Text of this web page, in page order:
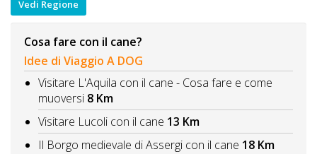
Vedi Regione
Cosa fare con il cane?
Idee di Viaggio A DOG
Visitare L'Aquila con il cane - Cosa fare e come
muoversi 8 Km
Visitare Lucoli con il cane 13 Km
Il Borgo medievale di Assergi con il cane 18 Km